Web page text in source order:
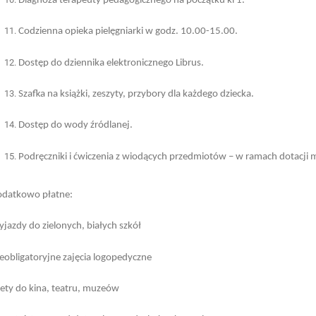
Codzienna opieka pielęgniarki w godz. 10.00-15.00.
Dostęp do dziennika elektronicznego Librus.
Szafka na książki, zeszyty, przybory dla każdego dziecka.
Dostęp do wody źródlanej.
Podręczniki i ćwiczenia z wiodących przedmiotów – w ramach dotacji
płatne:
do zielonych, białych szkół
zajęcia logopedyczne
do kina, teatru, muzeów